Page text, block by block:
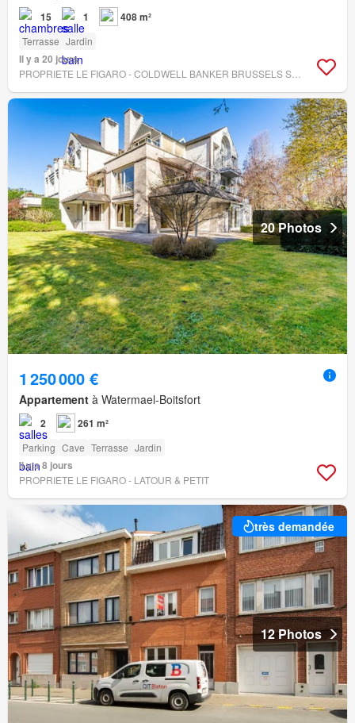
15 1 408 m²
Terrasse Jardin
Il y a 20 jours
20 Photos
1 250 000 €
Appartement à Watermael-Boitsfort
2 261 m²
Parking Cave Terrasse Jardin
Il y a 8 jours
PROPRIETE LE FIGARO - LATOUR & PETIT
très demandée
12 Photos